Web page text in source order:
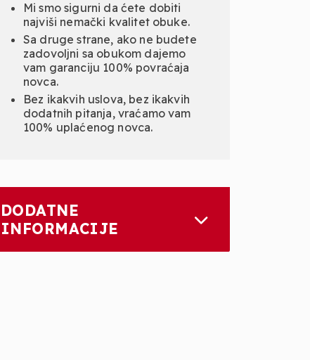
Mi smo sigurni da ćete dobiti
najviši nemački kvalitet obuke.
Sa druge strane, ako ne budete
zadovoljni sa obukom dajemo
vam garanciju 100% povraćaja
novca.
Bez ikakvih uslova, bez ikakvih
dodatnih pitanja, vraćamo vam
100% uplaćenog novca.
DODATNE
INFORMACIJE